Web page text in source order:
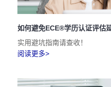
如何避免ECE®学历认证评估
实用避坑指南请查收！
阅读更多>